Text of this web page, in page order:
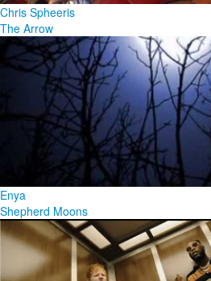
Chris Spheeris
The Arrow
Enya
Shepherd Moons